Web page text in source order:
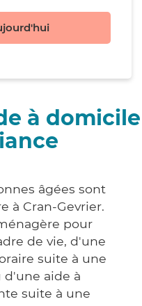
à domicile
âgées sont
à Cran-Gevrier.
pour
de vie, d'une
suite à une
d'une aide à
suite à une